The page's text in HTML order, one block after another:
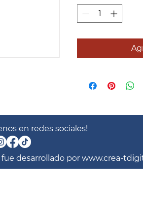
en redes sociales!
desarrollado por www.crea-